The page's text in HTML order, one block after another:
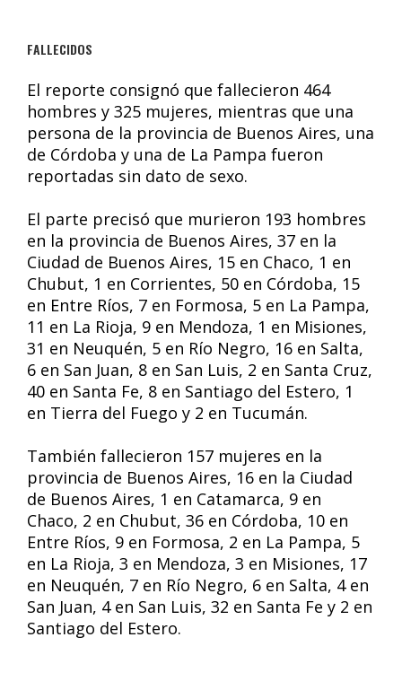
FALLECIDOS
El reporte consignó que fallecieron 464
hombres y 325 mujeres, mientras que una
persona de la provincia de Buenos Aires, una
de Córdoba y una de La Pampa fueron
reportadas sin dato de sexo.
El parte precisó que murieron 193 hombres
en la provincia de Buenos Aires, 37 en la
Ciudad de Buenos Aires, 15 en Chaco, 1 en
Chubut, 1 en Corrientes, 50 en Córdoba, 15
en Entre Ríos, 7 en Formosa, 5 en La Pampa,
11 en La Rioja, 9 en Mendoza, 1 en Misiones,
31 en Neuquén, 5 en Río Negro, 16 en Salta,
6 en San Juan, 8 en San Luis, 2 en Santa Cruz,
40 en Santa Fe, 8 en Santiago del Estero, 1
en Tierra del Fuego y 2 en Tucumán.
También fallecieron 157 mujeres en la
provincia de Buenos Aires, 16 en la Ciudad
de Buenos Aires, 1 en Catamarca, 9 en
Chaco, 2 en Chubut, 36 en Córdoba, 10 en
Entre Ríos, 9 en Formosa, 2 en La Pampa, 5
en La Rioja, 3 en Mendoza, 3 en Misiones, 17
en Neuquén, 7 en Río Negro, 6 en Salta, 4 en
San Juan, 4 en San Luis, 32 en Santa Fe y 2 en
Santiago del Estero.